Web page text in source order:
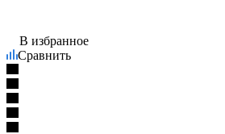
В избранное
Сравнить